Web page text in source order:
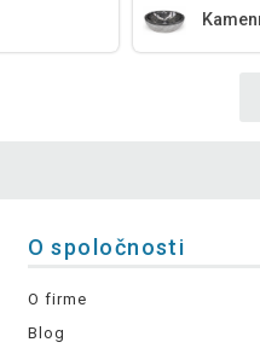
O spoločnosti
O firme
Blog